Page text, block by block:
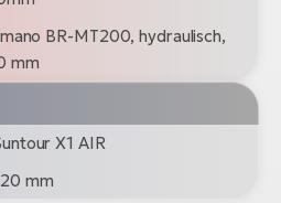
BR-MT200, hydraulisch,
mm
X1 AIR
mm